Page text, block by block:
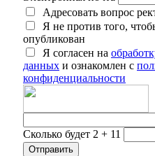
Адресовать вопрос
Я не против того,
опубликован
Я согласен на
данных и ознакомлен с
конфиденциальности
Сколько будет 2 + 11